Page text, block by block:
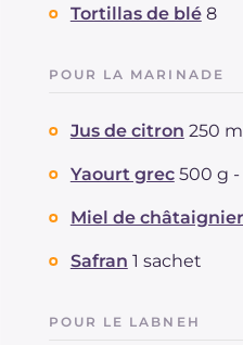
Tortillas de blé 8
POUR LA MARINADE
Jus de citron 250
Yaourt grec 500 g -
Miel de châtaignier
Safran 1 sachet
POUR LE LABNEH